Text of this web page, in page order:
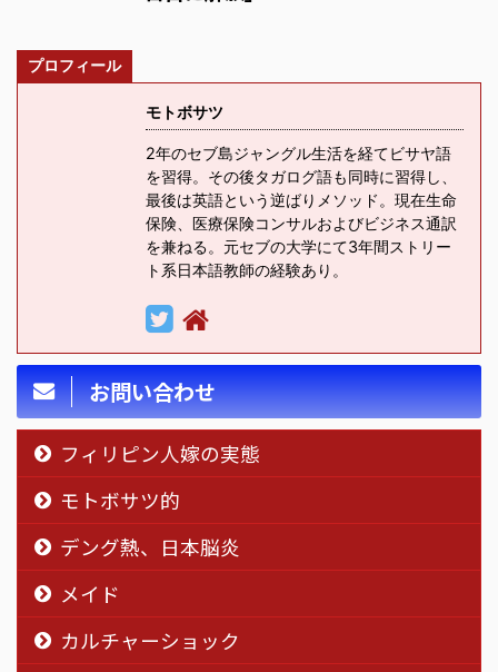
プロフィール
モトボサツ
2年のセブ島ジャングル生活を経てビサヤ語
を習得。その後タガログ語も同時に習得し、
最後は英語という逆ばりメソッド。現在生命
保険、医療保険コンサルおよびビジネス通訳
を兼ねる。元セブの大学にて3年間ストリー
ト系日本語教師の経験あり。
お問い合わせ
フィリピン人嫁の実態
モトボサツ的
デング熱、日本脳炎
メイド
カルチャーショック